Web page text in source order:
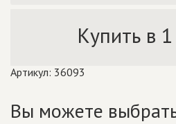
Купить в
Артикул: 36093
Вы можете